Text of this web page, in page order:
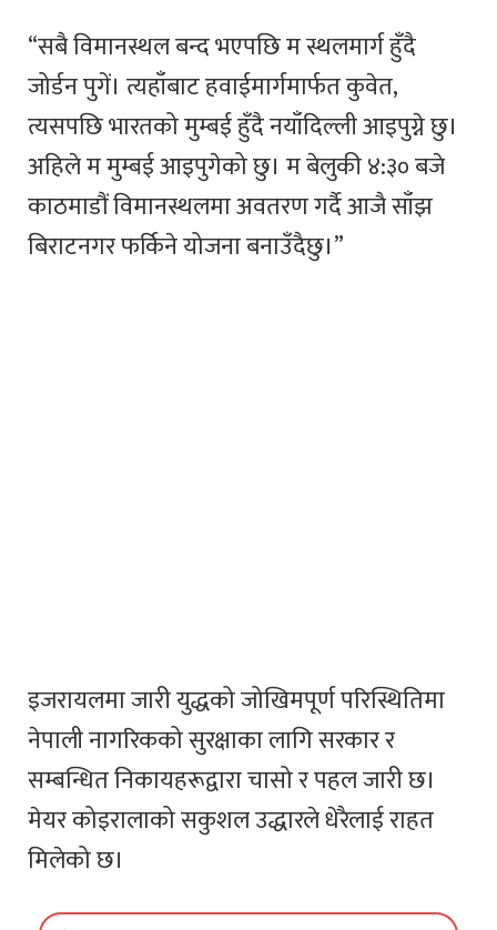
“सबै विमानस्थल बन्द भएपछि म स्थलमार्ग हुँदै
जोर्डन पुगें। त्यहाँबाट हवाईमार्गमार्फत कुवेत,
त्यसपछि भारतको मुम्बई हुँदै नयाँदिल्ली आइपुग्ने छु।
अहिले म मुम्बई आइपुगेको छु। म बेलुकी ४:३० बजे
काठमाडौं विमानस्थलमा अवतरण गर्दै आजै साँझ
बिराटनगर फर्किने योजना बनाउँदैछु।”
इजरायलमा जारी युद्धको जोखिमपूर्ण परिस्थितिमा
नेपाली नागरिकको सुरक्षाका लागि सरकार र
सम्बन्धित निकायहरूद्वारा चासो र पहल जारी छ।
मेयर कोइरालाको सकुशल उद्धारले धेरैलाई राहत
मिलेको छ।